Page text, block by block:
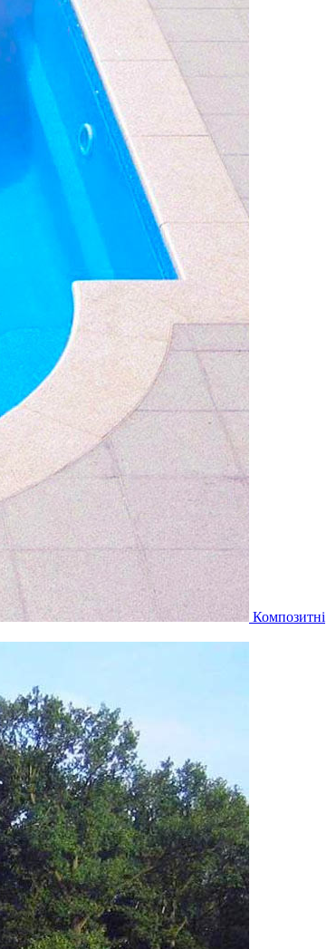
Композитні